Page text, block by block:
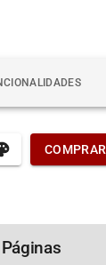
COMPRAR
Páginas